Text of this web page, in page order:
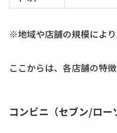
※地域や店舗の規模により
ここからは、各店舗の特
コンビニ（セブン/ロー